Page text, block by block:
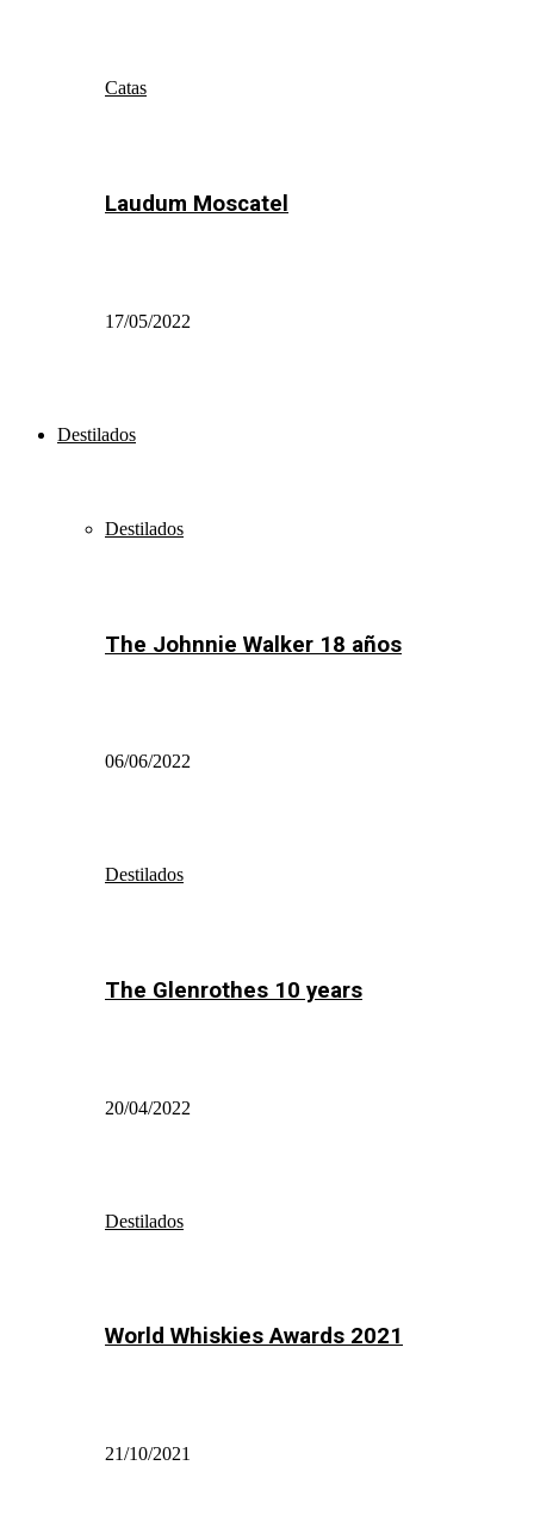
Catas
Laudum Moscatel
17/05/2022
Destilados
Destilados
The Johnnie Walker 18 años
06/06/2022
Destilados
The Glenrothes 10 years
20/04/2022
Destilados
World Whiskies Awards 2021
21/10/2021